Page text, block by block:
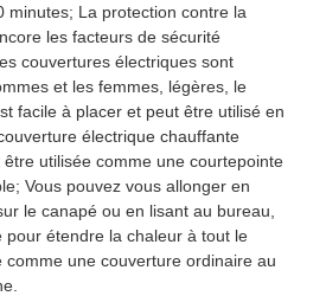
minutes; La protection contre la
les facteurs de sécurité
couvertures électriques sont
et les femmes, légères, le
facile à placer et peut être utilisé en
électrique chauffante
utilisée comme une courtepointe
Vous pouvez vous allonger en
le canapé ou en lisant au bureau,
pour étendre la chaleur à tout le
comme une couverture ordinaire au